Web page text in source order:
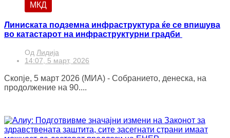
МКД
Линиската подземна инфраструктура ќе се впишува
во катастарот на инфраструктурни градби
Од Лидија
14:07, 5 март, 2026
Скопје, 5 март 2026 (МИА) - Собранието, денеска, на
продолжение на 90....